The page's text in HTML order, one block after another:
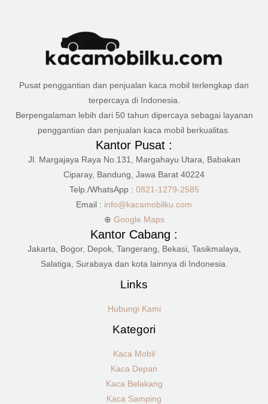
Pusat penggantian dan penjualan kaca mobil terlengkap dan
terpercaya di Indonesia.
Berpengalaman lebih dari 50 tahun dipercaya sebagai layanan
penggantian dan penjualan kaca mobil berkualitas.
Kantor Pusat :
Jl. Margajaya Raya No.131, Margahayu Utara, Babakan
Ciparay, Bandung, Jawa Barat 40224
Telp./WhatsApp : 0821-1279-2585
Email : info@kacamobilku.com
⊕ Google Maps
Kantor Cabang :
Jakarta, Bogor, Depok, Tangerang, Bekasi, Tasikmalaya,
Salatiga, Surabaya dan kota lainnya di Indonesia.
Links
Hubungi Kami
Kategori
Kaca Mobil
Kaca Depan
Kaca Belakang
Kaca Samping